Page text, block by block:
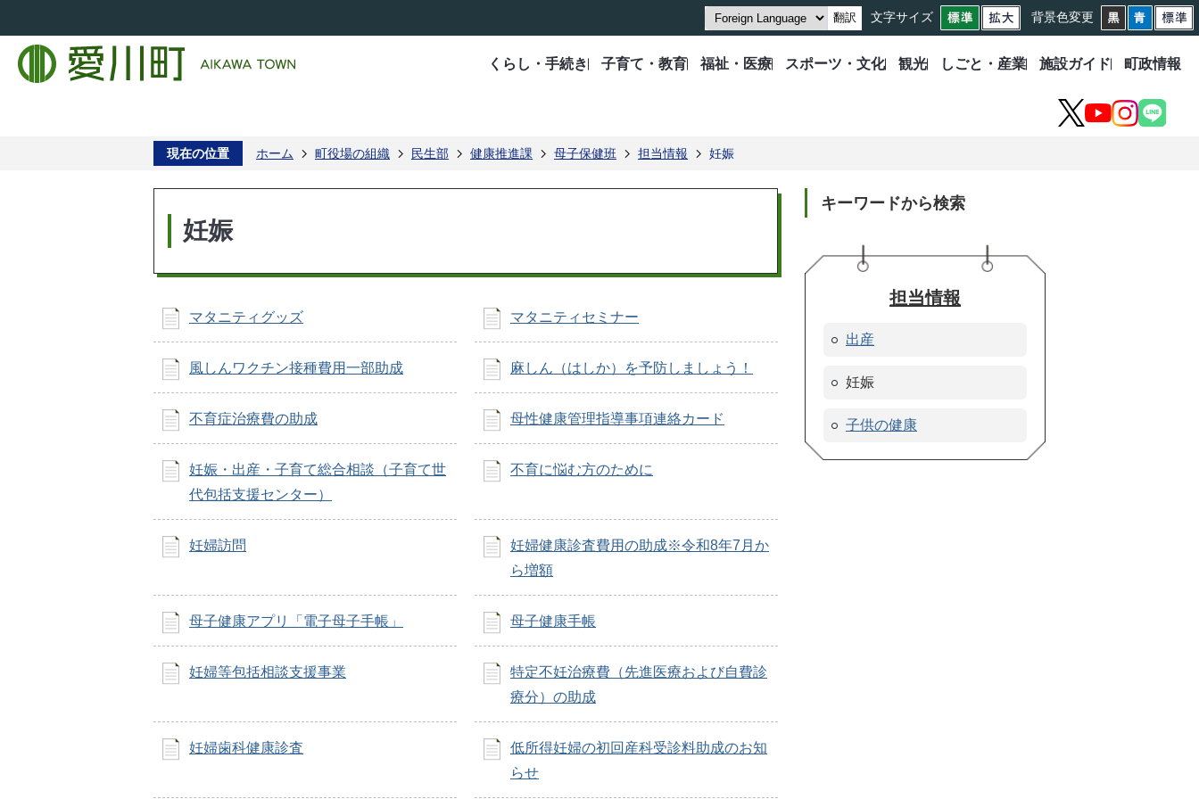
翻訳 文字サイズ 背景色変更
くらし・手続き 子育て・教育 福祉・医療 スポーツ・文化 観光 しごと・産業 施設ガイド 町政情報
X YouTube
Instagram
LINE
現在の位置 ホーム 町役場の組織 民生部 健康推進課 母子保健班 担当情報 妊娠
妊娠
マタニティグッズ マタニティセミナー
風しんワクチン接種費用一部助成 麻しん（はしか）を予防しましょう！
不育症治療費の助成 母性健康管理指導事項連絡カード
妊娠・出産・子育て総合相談（子育て世
代包括支援センター）
不育に悩む方のために
妊婦訪問
妊婦健康診査費用の助成※令和8年7月か
ら増額
母子健康アプリ「電子母子手帳」 母子健康手帳
妊婦等包括相談支援事業
特定不妊治療費（先進医療および自費診
療分）の助成
妊婦歯科健康診査
低所得妊婦の初回産科受診料助成のお知
らせ
キーワードから検索
担当情報
出産
妊娠
子供の健康